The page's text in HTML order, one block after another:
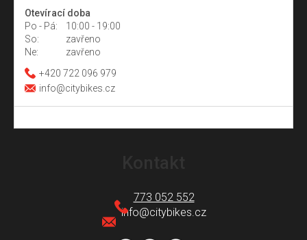
Otevírací doba
Po - Pá:
10:00 - 19:00
So:
zavřeno
Ne:
zavřeno
+420 722 096 979
info@citybikes.cz
info@citybikes.cz
773 052 552